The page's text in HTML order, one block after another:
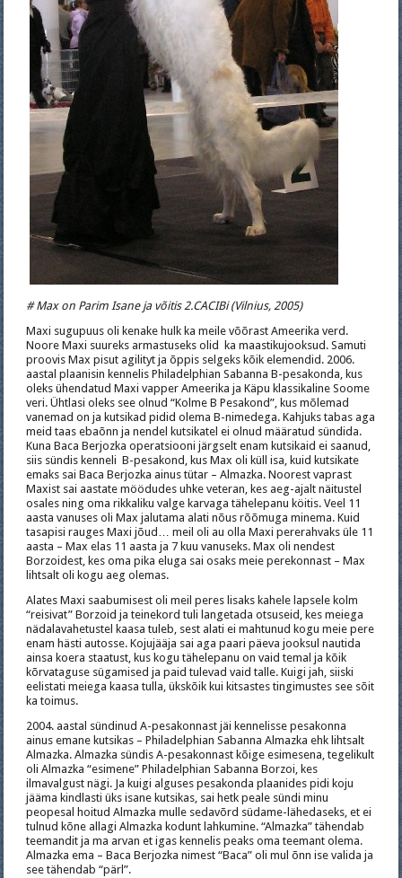
# Max on Parim Isane ja võitis 2.CACIBi (Vilnius, 2005)
Maxi sugupuus oli kenake hulk ka meile võõrast Ameerika verd.
Noore Maxi suureks armastuseks olid ka maastikujooksud. Samuti
proovis Max pisut agilityt ja õppis selgeks kõik elemendid. 2006.
aastal plaanisin kennelis Philadelphian Sabanna B-pesakonda, kus
oleks ühendatud Maxi vapper Ameerika ja Käpu klassikaline Soome
veri. Ühtlasi oleks see olnud “Kolme B Pesakond”, kus mõlemad
vanemad on ja kutsikad pidid olema B-nimedega. Kahjuks tabas aga
meid taas ebaõnn ja nendel kutsikatel ei olnud määratud sündida.
Kuna Baca Berjozka operatsiooni järgselt enam kutsikaid ei saanud,
siis sündis kenneli B-pesakond, kus Max oli küll isa, kuid kutsikate
emaks sai Baca Berjozka ainus tütar – Almazka. Noorest vaprast
Maxist sai aastate möödudes uhke veteran, kes aeg-ajalt näitustel
osales ning oma rikkaliku valge karvaga tähelepanu köitis. Veel 11
aasta vanuses oli Max jalutama alati nõus rõõmuga minema. Kuid
tasapisi rauges Maxi jõud… meil oli au olla Maxi pererahvaks üle 11
aasta – Max elas 11 aasta ja 7 kuu vanuseks. Max oli nendest
Borzoidest, kes oma pika eluga sai osaks meie perekonnast – Max
lihtsalt oli kogu aeg olemas.
Alates Maxi saabumisest oli meil peres lisaks kahele lapsele kolm
“reisivat” Borzoid ja teinekord tuli langetada otsuseid, kes meiega
nädalavahetustel kaasa tuleb, sest alati ei mahtunud kogu meie pere
enam hästi autosse. Kojujääja sai aga paari päeva jooksul nautida
ainsa koera staatust, kus kogu tähelepanu on vaid temal ja kõik
kõrvataguse sügamised ja paid tulevad vaid talle. Kuigi jah, siiski
eelistati meiega kaasa tulla, ükskõik kui kitsastes tingimustes see sõit
ka toimus.
2004. aastal sündinud A-pesakonnast jäi kennelisse pesakonna
ainus emane kutsikas – Philadelphian Sabanna Almazka ehk lihtsalt
Almazka. Almazka sündis A-pesakonnast kõige esimesena, tegelikult
oli Almazka “esimene” Philadelphian Sabanna Borzoi, kes
ilmavalgust nägi. Ja kuigi alguses pesakonda plaanides pidi koju
jääma kindlasti üks isane kutsikas, sai hetk peale sündi minu
peopesal hoitud Almazka mulle sedavõrd südame-lähedaseks, et ei
tulnud kõne allagi Almazka kodunt lahkumine. “Almazka” tähendab
teemandit ja ma arvan et igas kennelis peaks oma teemant olema.
Almazka ema – Baca Berjozka nimest “Baca” oli mul õnn ise valida ja
see tähendab “pärl”.